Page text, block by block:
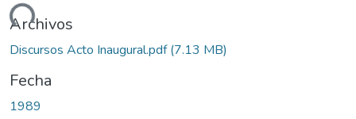
Archivos
Discursos Acto Inaugural.pdf(7.13 MB)
Fecha
1989